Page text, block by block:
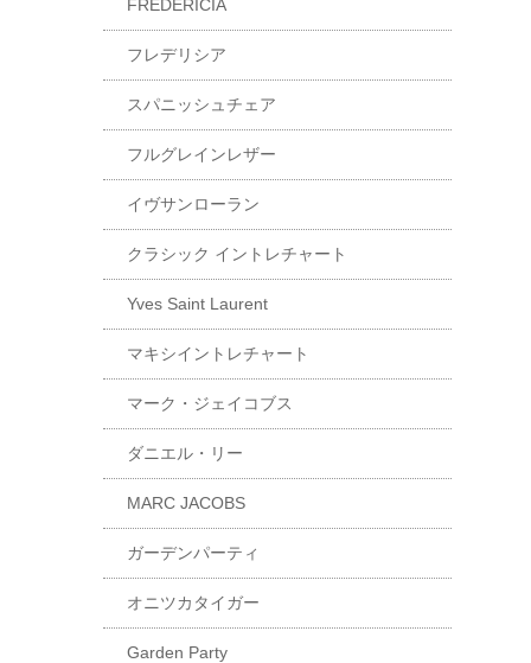
FREDERICIA
フレデリシア
スパニッシュチェア
フルグレインレザー
イヴサンローラン
クラシック イントレチャート
Yves Saint Laurent
マキシイントレチャート
マーク・ジェイコブス
ダニエル・リー
MARC JACOBS
ガーデンパーティ
オニツカタイガー
Garden Party